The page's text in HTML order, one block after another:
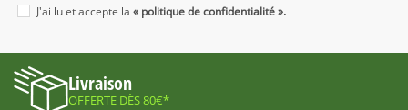
J'ai lu et accepte la « politique de confidentialité ».
Livraison
OFFERTE DÈS 80€*